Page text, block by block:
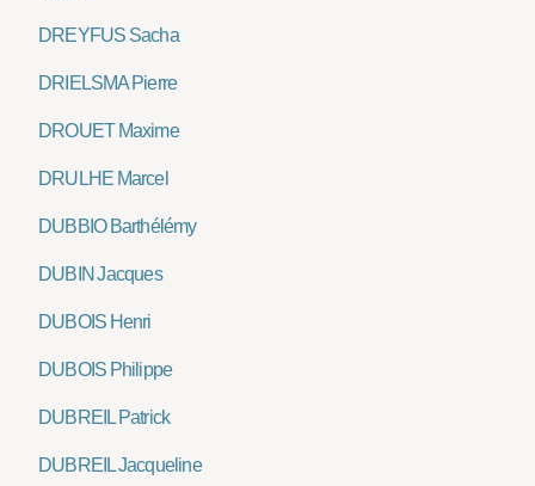
DREYFUS Sacha
DRIELSMA Pierre
DROUET Maxime
DRULHE Marcel
DUBBIO Barthélémy
DUBIN Jacques
DUBOIS Henri
DUBOIS Philippe
DUBREIL Patrick
DUBREIL Jacqueline